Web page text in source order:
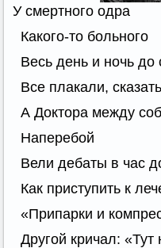
У смертного одра
Какого-то больного
Весь день и ночь до
Все плакали,
А Доктора между
Наперебой
Вели дебаты в час
Как приступить к
«Припарки и
Другой кричал: